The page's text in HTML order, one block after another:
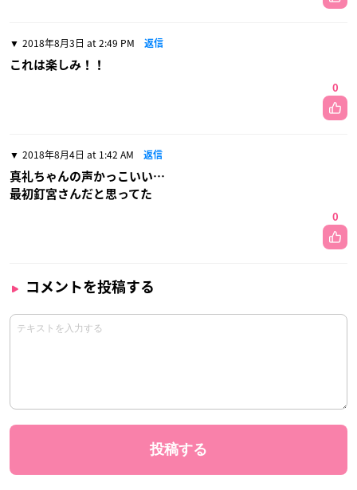
2018年8月3日 at 2:49 PM 返信
これは楽しみ！！
0
2018年8月4日 at 1:42 AM 返信
真礼ちゃんの声かっこいい…
最初釘宮さんだと思ってた
0
コメントを投稿する